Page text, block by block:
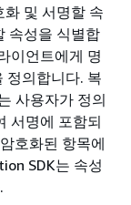
화 및 서명할 속
속성을 식별합
이언트에게 명
정의합니다. 복
사용자가 정의
서명에 포함되
호화된 항목에
SDK는 속성